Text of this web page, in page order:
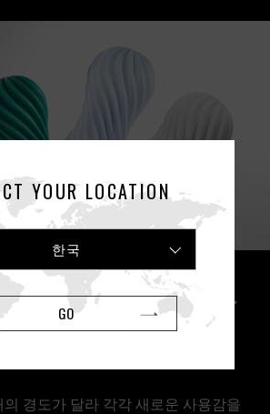
테일과 경도가 다른
경도가 달라 각각 새로운 사용감을
YOUR LOCATION
한국
GO